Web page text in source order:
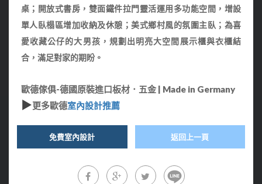
桌；開放式書房，雙面鐵件拉門靈活運用多功能空間，增設
單人臥榻區增加收納及休憩；美式鄉村風的氛圍主臥；為喜
愛收藏公仔的大男孩，規劃出明亮大空間展示櫃與衣櫃結
合，滿足對家的期盼。
歐德傢俱-德國原裝進口板材．五金 | Made in Germany
▶更多歐德室內設計推薦
免費室內設計 返回上一頁